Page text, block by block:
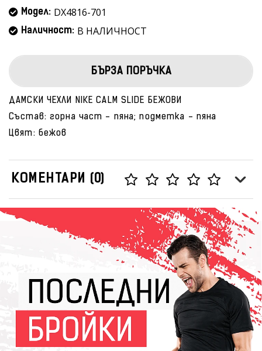
Модел: DX4816-701
Наличност: В НАЛИЧНОСТ
БЪРЗА ПОРЪЧКА
ДАМСКИ ЧЕХЛИ NIKE CALM SLIDE БЕЖОВИ
Състав: горна част - пяна; подметка - пяна
Цвят: бежов
КОМЕНТАРИ (0)